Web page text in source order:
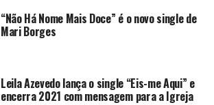
“Não Há Nome Mais Doce” é o novo single de
Mari Borges
Leila Azevedo lança o single “Eis-me Aqui” e
encerra 2021 com mensagem para a Igreja